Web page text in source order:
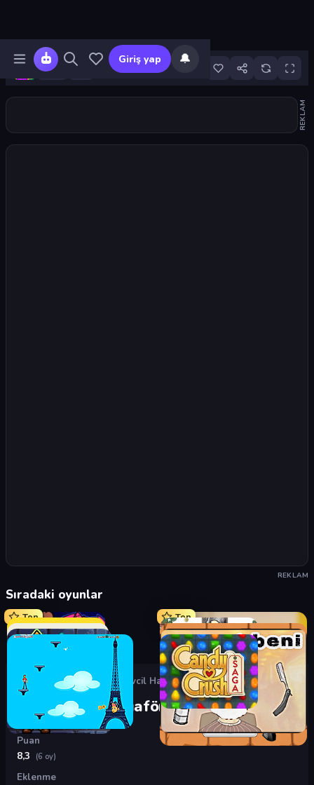
Giriş yap 🔔
5
REKLAM
REKLAM
Sıradaki oyunlar
Top Top
Oyunlar Beceri Oyunları Evcil Hayvan Kuaförü
Evcil Hayvan Kuaförü
Puan
8,3
(6 oy)
Eklenme